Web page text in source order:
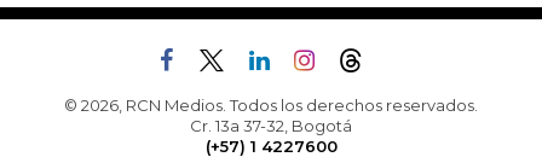
© 2026, RCN Medios. Todos los derechos reservados.
Cr. 13a 37-32, Bogotá
(+57) 1 4227600